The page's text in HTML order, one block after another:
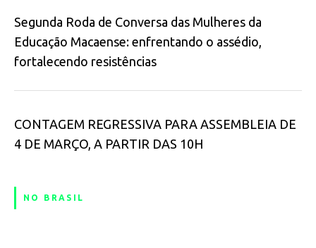
Segunda Roda de Conversa das Mulheres da
Educação Macaense: enfrentando o assédio,
fortalecendo resistências
CONTAGEM REGRESSIVA PARA ASSEMBLEIA DE
4 DE MARÇO, A PARTIR DAS 10H
NO BRASIL